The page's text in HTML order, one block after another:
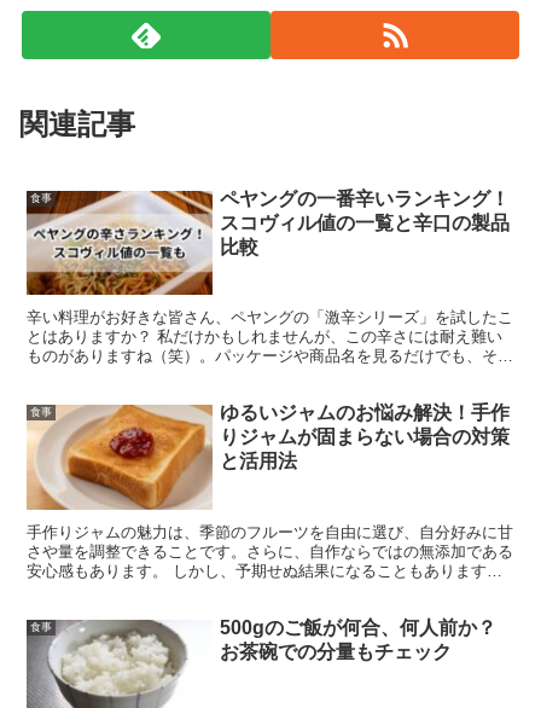
関連記事
食事
ペヤングの一番辛いランキング！
スコヴィル値の一覧と辛口の製品
比較
辛い料理がお好きな皆さん、ペヤングの「激辛シリーズ」を試したこ
とはありますか？ 私だけかもしれませんが、この辛さには耐え難い
ものがありますね（笑）。パッケージや商品名を見るだけでも、その
食事
ゆるいジャムのお悩み解決！手作
りジャムが固まらない場合の対策
と活用法
手作りジャムの魅力は、季節のフルーツを自由に選び、自分好みに甘
さや量を調整できることです。さらに、自作ならではの無添加である
安心感もあります。 しかし、予期せぬ結果になることもあります。
食事
500gのご飯が何合、何人前か？
お茶碗での分量もチェック